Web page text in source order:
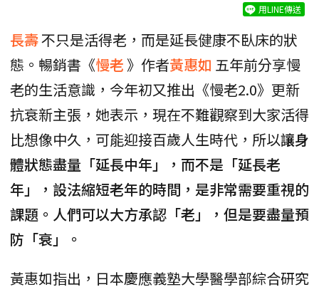
用LINE傳送
長壽不只是活得老，而是延長健康不臥床的狀
態。暢銷書《慢老 》作者黃惠如 五年前分享慢
老的生活意識，今年初又推出《慢老2.0》更新
抗衰新主張，她表示，現在不難觀察到大家活得
比想像中久，可能迎接百歲人生時代，所以讓身
體狀態盡量「延長中年」，而不是「延長老
年」，設法縮短老年的時間，是非常需要重視的
課題。人們可以大方承認「老」，但是要盡量預
防「衰」。
黃惠如指出，日本慶應義塾大學醫學部綜合研究